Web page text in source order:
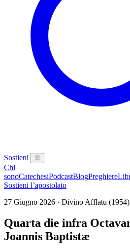
Sostieni ☰
Chi
sonoCatechesiPodcastBlogPreghiere
Sostieni l’apostolato
27 Giugno 2026 · Divino Afflatu (1954)
Quarta die infra
Joannis Baptistæ